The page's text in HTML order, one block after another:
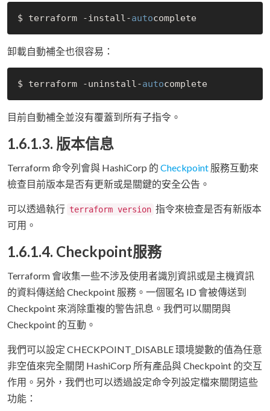
$ terraform -install-auto complete
卸載自動補全也很容易：
$ terraform -uninstall-auto complete
目前自動補全並沒有覆蓋到所有子指令。
1.6.1.3. 版本信息
Terraform 命令列會與 HashiCorp 的 Checkpoint 服務互動來
檢查目前版本是否有更新或是關鍵的安全公告。
可以透過執行 terraform version 指令來檢查是否有新版本
可用。
1.6.1.4. Checkpoint服務
Terraform 會收集一些不涉及使用者識別資訊或是主機資訊
的資料傳送給 Checkpoint 服務。一個匿名 ID 會被傳送到
Checkpoint 來消除重複的警告訊息。我們可以關閉與
Checkpoint 的互動。
我們可以設定 CHECKPOINT_DISABLE 環境變數的值為任意
非空值來完全關閉 HashiCorp 所有產品與 Checkpoint 的交互
作用。另外，我們也可以透過設定命令列設定檔來關閉這些
功能：